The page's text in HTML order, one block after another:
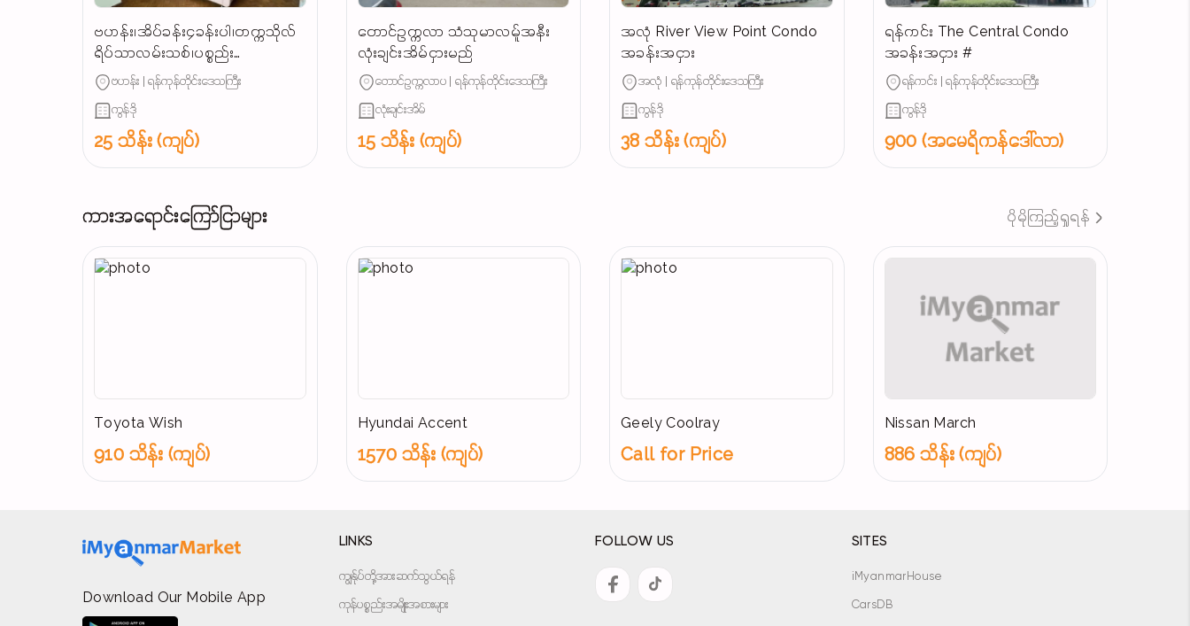
ဗဟန်း၊အိပ်ခန်း၄ခန်းပါ၊တက္ကသိုလ်
ရိပ်သာလမ်းသစ်၊ပစ္စည်း
စုံCondoအငှါးမို့၊စရန်ဦးသူရ👉☎️
ဗဟန်း | ရန်ကုန်တိုင်းဒေသကြီး
ကွန်ဒို
25 သိန်း (ကျပ်)
တောင်ဥက္ကလာ သံသုမာလမ်ူအနီး
လုံးချင်းအိမ်ငှားမည်
တောင်ဥက္ကလာပ | ရန်ကုန်တိုင်းဒေသကြီး
လုံးချင်းအိမ်
15 သိန်း (ကျပ်)
အလုံ River View Point Condo
အခန်းအငှား
အလုံ | ရန်ကုန်တိုင်းဒေသကြီး
ကွန်ဒို
38 သိန်း (ကျပ်)
ရန်ကင်း The Central Condo
အခန်းအငှား #
ရန်ကင်း | ရန်ကုန်တိုင်းဒေသကြီး
ကွန်ဒို
900 (အမေရိကန်ဒေါ်လာ)
ကားအရောင်းကြော်ငြာများ ပိုမိုကြည့်ရှုရန်
Toyota Wish
910 သိန်း (ကျပ်)
Hyundai Accent
1570 သိန်း (ကျပ်)
Geely Coolray
Call for Price
Nissan March
886 သိန်း (ကျပ်)
Download Our Mobile App
LINKS
ကျွန်ုပ်တို့အားဆက်သွယ်ရန်
ကုန်ပစ္စည်းအမျိုးအစားများ
FOLLOW US SITES
iMyanmarHouse
CarsDB